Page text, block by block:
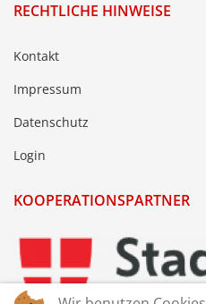
RECHTLICHE HINWEISE
Kontakt
Impressum
Datenschutz
Login
KOOPERATIONSPARTNER